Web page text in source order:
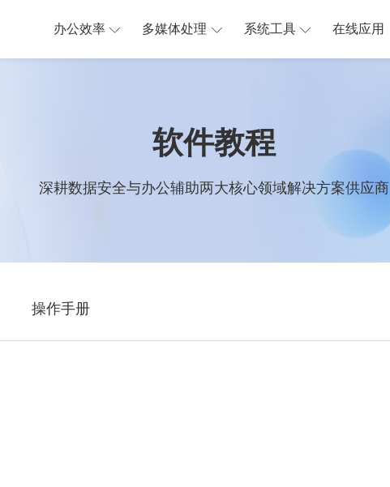
办公效率 多媒体处理 系统工具 在线应用
软件教程
深耕数据安全与办公辅助两大核心领域解决方案供应商
操作手册